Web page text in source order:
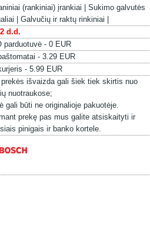
(rankiniai) įrankiai | Sukimo galvutės
| Galvučių ir raktų rinkiniai |
d.d.
parduotuvė - 0 EUR
- 3.29 EUR
- 5.99 EUR
prekės išvaizda gali šiek tiek skirtis nuo
nuotraukose;
gali būti ne originalioje pakuotėje.
prekę pas mus galite atsiskaityti ir
pinigais ir banko kortele.